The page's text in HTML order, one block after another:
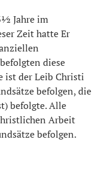
Jahre im
Zeit hatte Er
diese
ist der Leib Christi
befolgen, die
befolgte. Alle
Arbeit
befolgen.